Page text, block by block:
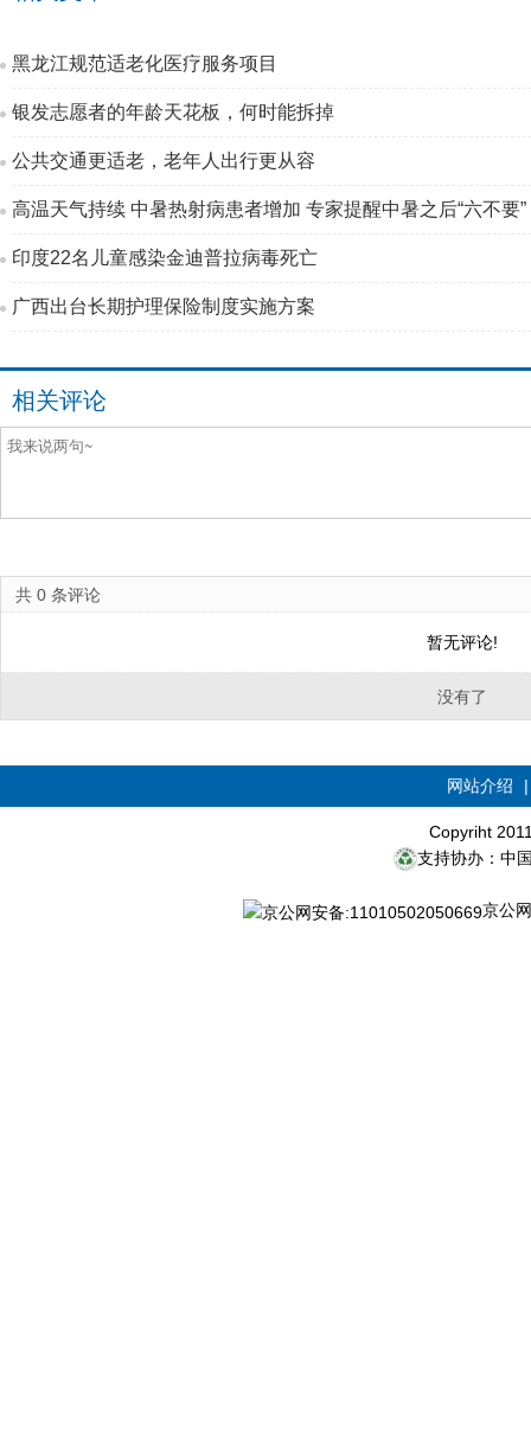
黑龙江规范适老化医疗服务项目
银发志愿者的年龄天花板，何时能拆掉
公共交通更适老，老年人出行更从容
高温天气持续 中暑热射病患者增加 专家提醒中暑之后“六不要”
印度22名儿童感染金迪普拉病毒死亡
广西出台长期护理保险制度实施方案
相关评论
共 0 条评论
暂无评论!
没有了
网站介绍
Copyriht
支持协办：中
京公